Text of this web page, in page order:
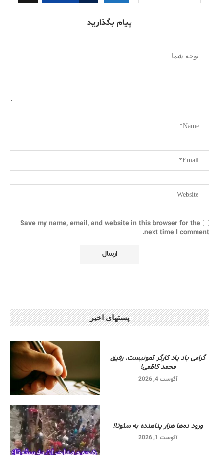
پیام بگذارید
Save my name, email, and website in this browser for the
next time I comment.
پستهای اخیر
گرامی باد یاد کارگر کمونیست. رفیق
محمد کاظمی!
آگوست 4, 2026
ورود ده‌ها هزار پناهنده به سئوتا!
آگوست 1, 2026